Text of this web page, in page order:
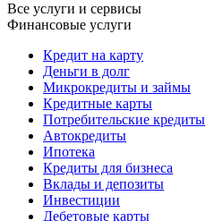
Все услуги и сервисы
Финансовые услуги
Кредит на карту
Деньги в долг
Микрокредиты и займы
Кредитные карты
Потребительские кредиты
Автокредиты
Ипотека
Кредиты для бизнеса
Вклады и депозиты
Инвестиции
Дебетовые карты